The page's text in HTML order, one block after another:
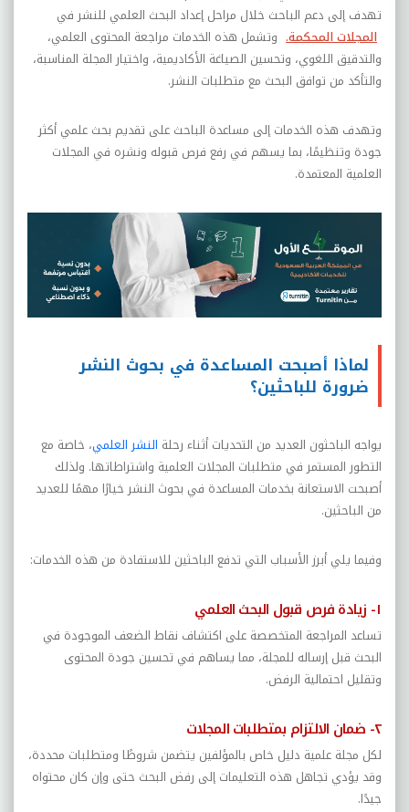
تهدف إلى دعم الباحث خلال مراحل إعداد البحث العلمي للنشر في
المجلات المحكمة. وتشمل هذه الخدمات مراجعة المحتوى العلمي،
والتدقيق اللغوي، وتحسين الصياغة الأكاديمية، واختيار المجلة المناسبة،
والتأكد من توافق البحث مع متطلبات النشر.
وتهدف هذه الخدمات إلى مساعدة الباحث على تقديم بحث علمي أكثر
جودة وتنظيمًا، بما يسهم في رفع فرص قبوله ونشره في المجلات
العلمية المعتمدة.
لماذا أصبحت المساعدة في بحوث النشر
ضرورة للباحثين؟
يواجه الباحثون العديد من التحديات أثناء رحلة النشر العلمي، خاصة مع
التطور المستمر في متطلبات المجلات العلمية واشتراطاتها. ولذلك
أصبحت الاستعانة بخدمات المساعدة في بحوث النشر خيارًا مهمًا للعديد
من الباحثين.
وفيما يلي أبرز الأسباب التي تدفع الباحثين للاستفادة من هذه الخدمات:
١- زيادة فرص قبول البحث العلمي
تساعد المراجعة المتخصصة على اكتشاف نقاط الضعف الموجودة في
البحث قبل إرساله للمجلة، مما يساهم في تحسين جودة المحتوى
وتقليل احتمالية الرفض.
٢- ضمان الالتزام بمتطلبات المجلات
لكل مجلة علمية دليل خاص بالمؤلفين يتضمن شروطًا ومتطلبات محددة،
وقد يؤدي تجاهل هذه التعليمات إلى رفض البحث حتى وإن كان محتواه
جيدًا.